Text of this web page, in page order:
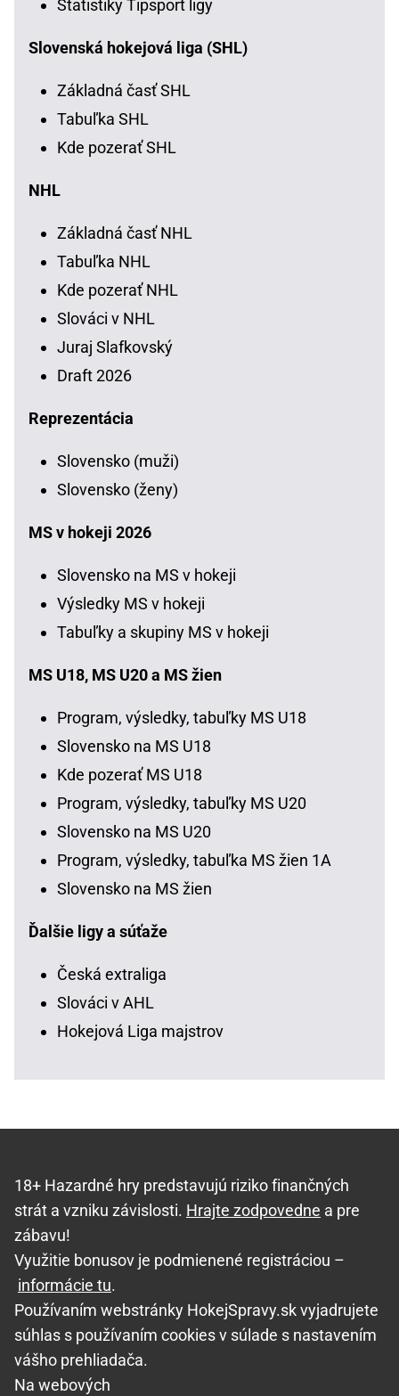
Štatistiky Tipsport ligy
Slovenská hokejová liga (SHL)
Základná časť SHL
Tabuľka SHL
Kde pozerať SHL
NHL
Základná časť NHL
Tabuľka NHL
Kde pozerať NHL
Slováci v NHL
Juraj Slafkovský
Draft 2026
Reprezentácia
Slovensko (muži)
Slovensko (ženy)
MS v hokeji 2026
Slovensko na MS v hokeji
Výsledky MS v hokeji
Tabuľky a skupiny MS v hokeji
MS U18, MS U20 a MS žien
Program, výsledky, tabuľky MS U18
Slovensko na MS U18
Kde pozerať MS U18
Program, výsledky, tabuľky MS U20
Slovensko na MS U20
Program, výsledky, tabuľka MS žien 1A
Slovensko na MS žien
Ďalšie ligy a súťaže
Česká extraliga
Slováci v AHL
Hokejová Liga majstrov
18+ Hazardné hry predstavujú riziko finančných
strát a vzniku závislosti. Hrajte zodpovedne a pre
zábavu!
Využitie bonusov je podmienené registráciou –
informácie tu.
Používaním webstránky HokejSpravy.sk vyjadrujete
súhlas s používaním cookies v súlade s nastavením
vášho prehliadača.
Na webových